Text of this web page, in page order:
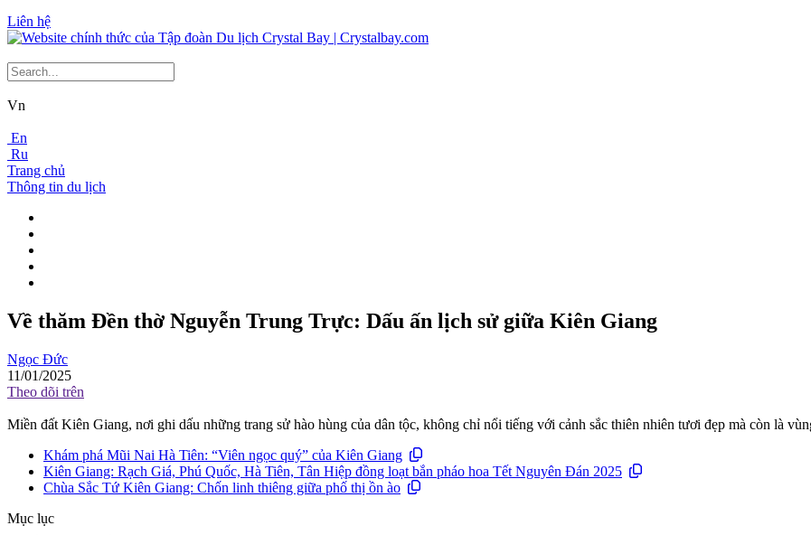
Liên hệ
Vn
En
Ru
Trang chủ
Thông tin du lịch
Về thăm Đền thờ Nguyễn Trung Trực: Dấu ấn lịch sử giữa Kiên Giang
Ngọc Đức
11/01/2025
Theo dõi trên
Miền đất Kiên Giang, nơi ghi dấu những trang sử hào hùng của dân tộc, không chỉ nổi tiếng với cảnh sắc thiên nhiên tươi đẹp mà còn là
Khám phá Mũi Nai Hà Tiên: “Viên ngọc quý” của Kiên Giang
Kiên Giang: Rạch Giá, Phú Quốc, Hà Tiên, Tân Hiệp đồng loạt bắn pháo hoa Tết Nguyên Đán 2025
Chùa Sắc Tứ Kiên Giang: Chốn linh thiêng giữa phố thị ồn ào
Mục lục